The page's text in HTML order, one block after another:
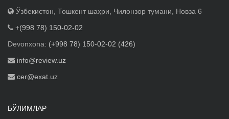
Ўзбекистон, Тошкент шаҳри, Чилонзор тумани, Новза 6
+(998 78) 150-02-02
Devonxona: (+998 78) 150-02-02 (426)
info@review.uz
cer@exat.uz
БЎЛИМЛАР